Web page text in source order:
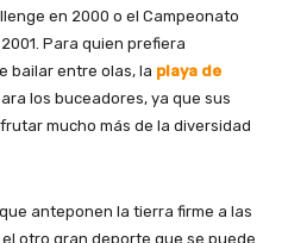
en 2000 o el Campeonato
Para quien prefiera
bailar entre olas, la playa de
los buceadores, ya que sus
mucho más de la diversidad
anteponen la tierra firme a las
el otro gran deporte que se puede